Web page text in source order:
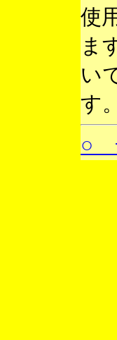
使
ま
い
す。
○